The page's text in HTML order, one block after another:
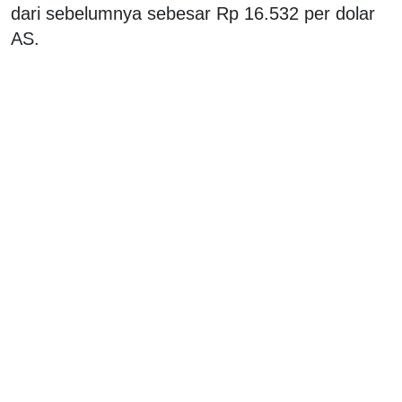
dari sebelumnya sebesar Rp 16.532 per dolar
AS.